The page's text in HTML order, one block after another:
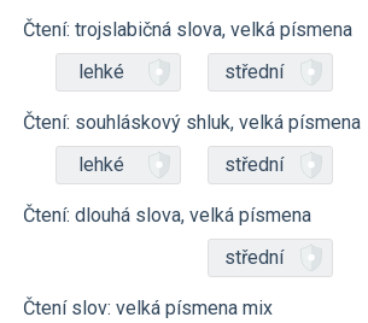
Čtení: trojslabičná slova, velká písmena
lehké
střední
Čtení: souhláskový shluk, velká písmena
lehké
střední
Čtení: dlouhá slova, velká písmena
střední
Čtení slov: velká písmena mix